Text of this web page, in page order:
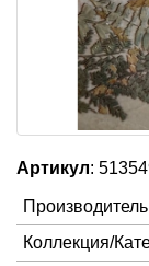
Артикул:
Коллекция/